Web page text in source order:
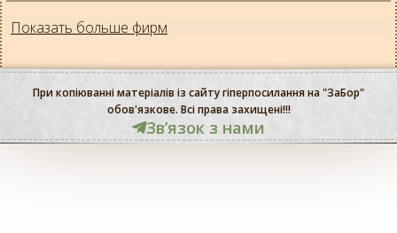
Показать больше фирм
При копіюванні матеріалів із сайту гіперпосилання на "ЗаБор"
обов'язкове. Всі права захищені!!!
Звʼязок з нами